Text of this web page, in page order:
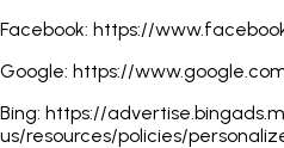
Facebook: https://
Google: https://
Bing: https://
us/resources/policies/